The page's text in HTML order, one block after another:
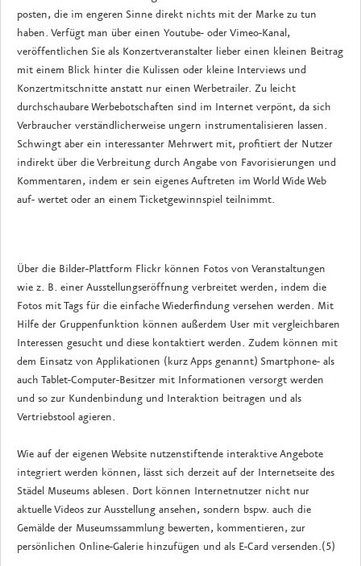
posten, die im engeren Sinne direkt nichts mit der Marke zu tun
haben. Verfügt man über einen Youtube- oder Vimeo-Kanal,
veröffentlichen Sie als Konzertveranstalter lieber einen kleinen Beitrag
mit einem Blick hinter die Kulissen oder kleine Interviews und
Konzertmitschnitte anstatt nur einen Werbetrailer. Zu leicht
durchschaubare Werbebotschaften sind im Internet verpönt, da sich
Verbraucher verständlicherweise ungern instrumentalisieren lassen.
Schwingt aber ein interessanter Mehrwert mit, profitiert der Nutzer
indirekt über die Verbreitung durch Angabe von Favorisierungen und
Kommentaren, indem er sein eigenes Auftreten im World Wide Web
auf- wertet oder an einem Ticketgewinnspiel teilnimmt.
Über die Bilder-Plattform Flickr können Fotos von Veranstaltungen
wie z. B. einer Ausstellungseröffnung verbreitet werden, indem die
Fotos mit Tags für die einfache Wiederfindung versehen werden. Mit
Hilfe der Gruppenfunktion können außerdem User mit vergleichbaren
Interessen gesucht und diese kontaktiert werden. Zudem können mit
dem Einsatz von Applikationen (kurz Apps genannt) Smartphone- als
auch Tablet-Computer-Besitzer mit Informationen versorgt werden
und so zur Kundenbindung und Interaktion beitragen und als
Vertriebstool agieren.
Wie auf der eigenen Website nutzenstiftende interaktive Angebote
integriert werden können, lässt sich derzeit auf der Internetseite des
Städel Museums ablesen. Dort können Internetnutzer nicht nur
aktuelle Videos zur Ausstellung ansehen, sondern bspw. auch die
Gemälde der Museumssammlung bewerten, kommentieren, zur
persönlichen Online-Galerie hinzufügen und als E-Card versenden.(5)